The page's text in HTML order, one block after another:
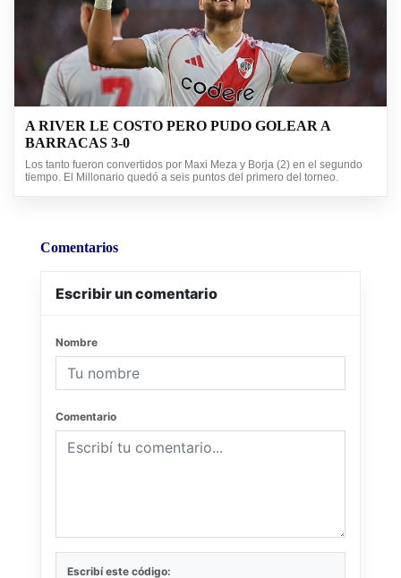
A RIVER LE COSTO PERO PUDO GOLEAR A
BARRACAS 3-0
Los tanto fueron convertidos por Maxi Meza y Borja (2) en el segundo
tiempo. El Millonario quedó a seis puntos del primero del torneo.
Comentarios
Escribir un comentario
Nombre
Comentario
Escribí este código: